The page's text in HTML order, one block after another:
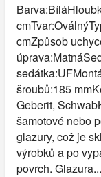
cmZpůsob
šroubů:185
Geberit,
šamotové nebo
glazury, což je
výrobků a po
povrch. Glazura...